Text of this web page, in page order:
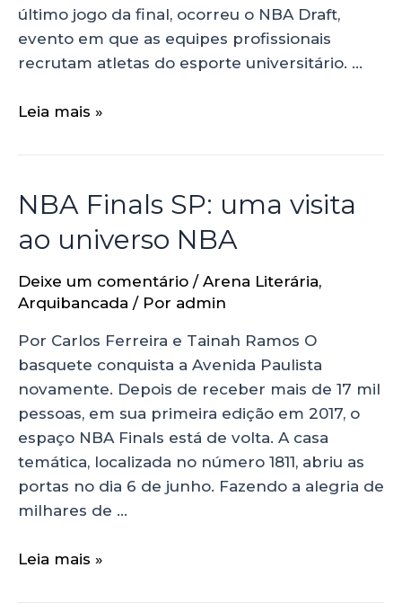
último jogo da final, ocorreu o NBA Draft,
evento em que as equipes profissionais
recrutam atletas do esporte universitário. …
Leia mais »
NBA Finals SP: uma visita
ao universo NBA
Deixe um comentário / Arena Literária,
Arquibancada / Por admin
Por Carlos Ferreira e Tainah Ramos O
basquete conquista a Avenida Paulista
novamente. Depois de receber mais de 17 mil
pessoas, em sua primeira edição em 2017, o
espaço NBA Finals está de volta. A casa
temática, localizada no número 1811, abriu as
portas no dia 6 de junho. Fazendo a alegria de
milhares de …
Leia mais »